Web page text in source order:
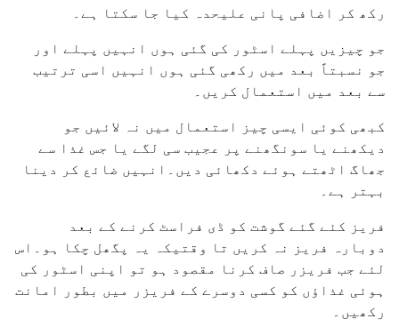
رکھ کر اضافی پانی علیحدہ کیا جا سکتا ہے۔
جو چیزیں پہلے اسٹور کی گئی ہوں انہیں پہلے اور
جو نسبتاً بعد میں رکھی گئی ہوں انہیں اسی ترتیب
سے بعد میں استعمال کریں۔
کبھی کوئی ایسی چیز استعمال میں نہ لائیں جو
دیکھنے یا سونگھنے پر عجیب سی لگے یا جس غذا سے
جھاگ اٹھتے ہوئے دکھائی دیں۔انہیں ضائع کر دینا
بہتر ہے۔
فریز کئے گئے گوشت کو ڈی فراسٹ کرنے کے بعد
دوبارہ فریز نہ کریں تا وقتیکہ یہ پگھل چکا ہو۔اس
لئے جب فریزر صاف کرنا مقصود ہو تو اپنی اسٹور کی
ہوئی غذاؤں کو کسی دوسرے کے فریزر میں بطور امانت
رکھیں۔